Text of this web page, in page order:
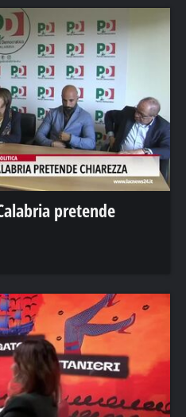
pretende